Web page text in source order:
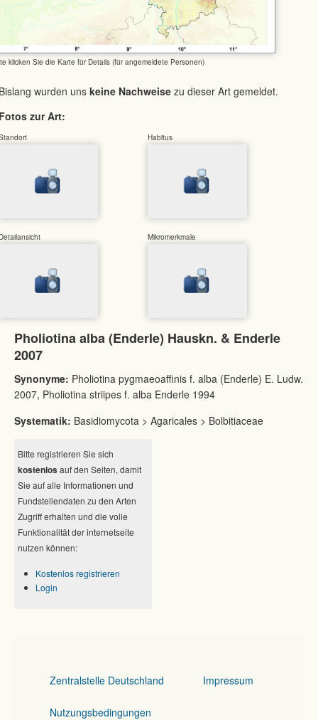
klicken Sie die Karte für Details (für angemeldete Personen)
wurden uns keine Nachweise zu dieser Art gemeldet.
zur Art:
Habitus
Mikromerkmale
Pholiotina alba (Enderle) Hauskn. & Enderle
2007
Synonyme: Pholiotina pygmaeoaffinis f. alba (Enderle) E. Ludw.
2007, Pholiotina striipes f. alba Enderle 1994
Systematik: Basidiomycota > Agaricales > Bolbitiaceae
Bitte registrieren Sie sich
kostenlos auf den Seiten, damit
Sie auf alle Informationen und
Fundstellendaten zu den Arten
Zugriff erhalten und die volle
Funktionalität der internetseite
nutzen können:
Kostenlos registrieren
Login
Zentralstelle Deutschland Impressum
Nutzungsbedingungen